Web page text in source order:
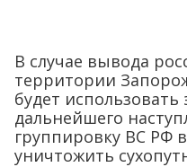
В случае вывода
территории
будет
дальнейшего
группировку ВС РФ
уничтожить